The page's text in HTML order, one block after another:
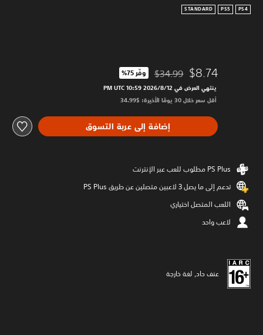
PS4
PS5
STANDARD
$8.74 مخصوم من السعر الأصلي البالغ $34.99‏
$34.99 وفّر 75%‏
ينتهي العرض في 12‏/8‏/2026 10:59 PM UTC‏
أقل سعر خلال 30 يومًا الأخيرة: $34.99‏
إضافة إلى عربة التسوق
تدعم إلى ما يصل 3 لاعبين متصلين عن طريق PS Plus‏
اللعب المتصل اختياري
لاعب واحد
عنف حاد, لغة خارجة